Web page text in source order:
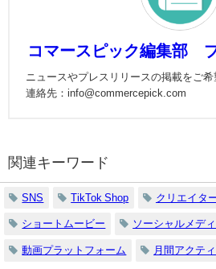
コマースピック編集部
ニュースやプレスリリースの掲載をご希
連絡先：info@commercepick.com
関連キーワード
SNS TikTok Shop クリエイタ
ショートムービー ソーシャルメデ
動画プラットフォーム 月間アクテ